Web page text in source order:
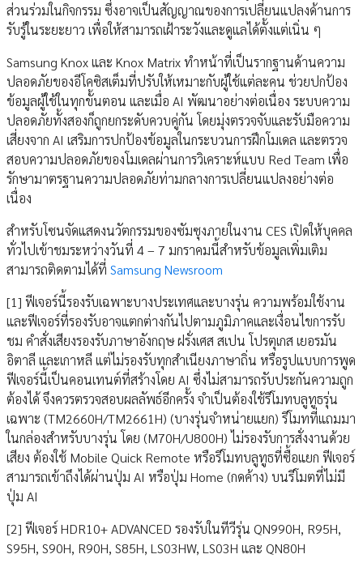
ส่วนร่วมในกิจกรรม ซึ่งอาจเป็นสัญญาณของการเปลี่ยนแปลงด้านการ
รับรู้ในระยะยาว เพื่อให้สามารถเฝ้าระวังและดูแลได้ตั้งแต่เนิ่น ๆ
Samsung Knox และ Knox Matrix ทำหน้าที่เป็นรากฐานด้านความ
ปลอดภัยของอีโคซิสเต็มที่ปรับให้เหมาะกับผู้ใช้แต่ละคน ช่วยปกป้อง
ข้อมูลผู้ใช้ในทุกขั้นตอน และเมื่อ AI พัฒนาอย่างต่อเนื่อง ระบบความ
ปลอดภัยทั้งสองก็ถูกยกระดับควบคู่กัน โดยมุ่งตรวจจับและรับมือความ
เสี่ยงจาก AI เสริมการปกป้องข้อมูลในกระบวนการฝึกโมเดล และตรวจ
สอบความปลอดภัยของโมเดลผ่านการวิเคราะห์แบบ Red Team เพื่อ
รักษามาตรฐานความปลอดภัยท่ามกลางการเปลี่ยนแปลงอย่างต่อ
เนื่อง
สำหรับโซนจัดแสดงนวัตกรรมของซัมซุงภายในงาน CES เปิดให้บุคคล
ทั่วไปเข้าชมระหว่างวันที่ 4 – 7 มกราคมนี้สำหรับข้อมูลเพิ่มเติม
สามารถติดตามได้ที่ Samsung Newsroom
[1] ฟีเจอร์นี้รองรับเฉพาะบางประเทศและบางรุ่น ความพร้อมใช้งาน
และฟีเจอร์ที่รองรับอาจแตกต่างกันไปตามภูมิภาคและเงื่อนไขการรับ
ชม คำสั่งเสียงรองรับภาษาอังกฤษ ฝรั่งเศส สเปน โปรตุเกส เยอรมัน
อิตาลี และเกาหลี แต่ไม่รองรับทุกสำเนียงภาษาถิ่น หรือรูปแบบการพูด
ฟีเจอร์นี้เป็นคอนเทนต์ที่สร้างโดย AI ซึ่งไม่สามารถรับประกันความถูก
ต้องได้ จึงควรตรวจสอบผลลัพธ์อีกครั้ง จำเป็นต้องใช้รีโมทบลูทูธรุ่น
เฉพาะ (TM2660H/TM2661H) (บางรุ่นจำหน่ายแยก) รีโมทที่แถมมา
ในกล่องสำหรับบางรุ่น โดย (M70H/U800H) ไม่รองรับการสั่งงานด้วย
เสียง ต้องใช้ Mobile Quick Remote หรือรีโมทบลูทูธที่ซื้อแยก ฟีเจอร์
สามารถเข้าถึงได้ผ่านปุ่ม AI หรือปุ่ม Home (กดค้าง) บนรีโมตที่ไม่มี
ปุ่ม AI
[2] ฟีเจอร์ HDR10+ ADVANCED รองรับในทีวีรุ่น QN990H, R95H,
S95H, S90H, R90H, S85H, LS03HW, LS03H และ QN80H